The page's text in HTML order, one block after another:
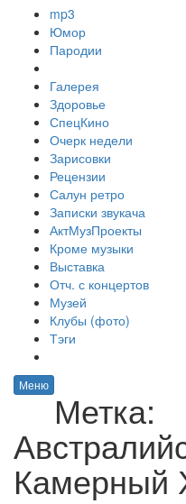
mp3
Юмор
Пародии
Галерея
Здоровье
СпецКино
Очерк недели
Зарисовки
Рецензии
Салун ретро
Записки звукача
АктМузПроекты
Кроме музыки
Выставка
Отч. с концертов
Музей
Клубы (фото)
Тэги
Меню
Метка:
Камерный